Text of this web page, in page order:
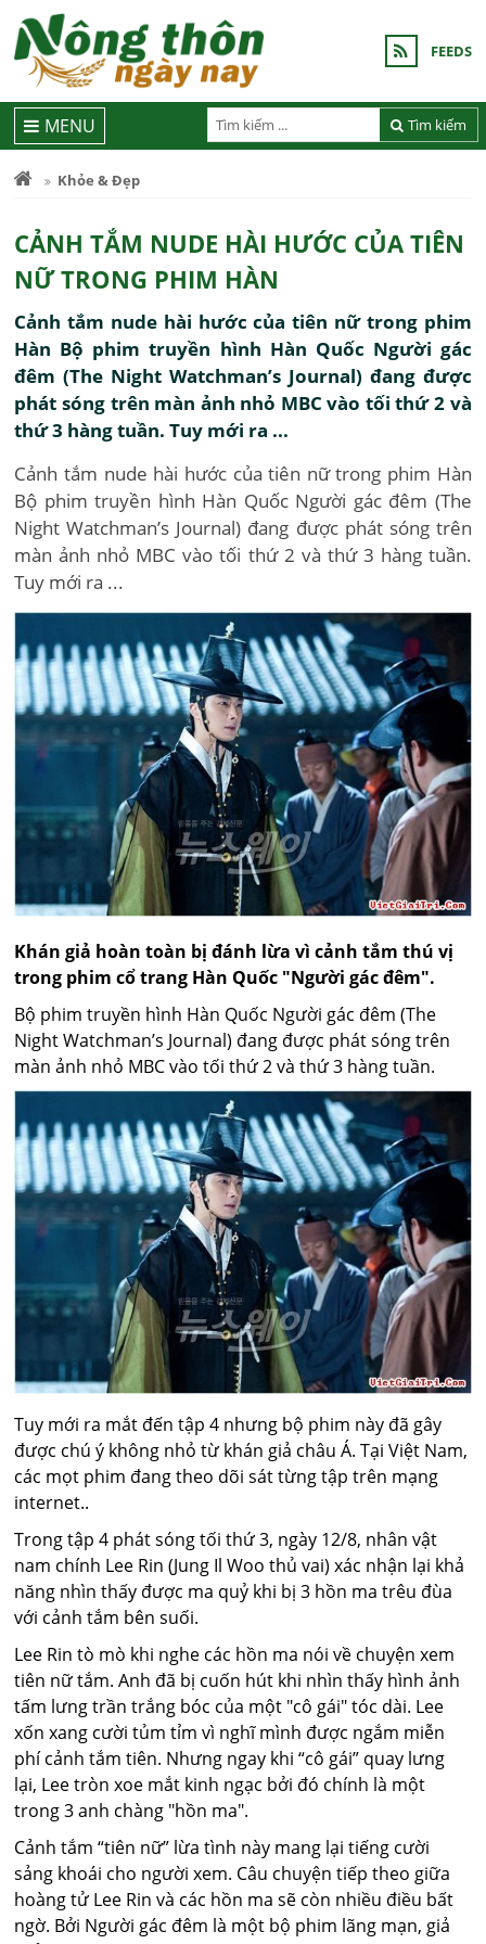
FEEDS
Tìm kiếm
MENU
Khỏe & Đẹp
CẢNH TẮM NUDE HÀI HƯỚC CỦA TIÊN
NỮ TRONG PHIM HÀN
Cảnh tắm nude hài hước của tiên nữ trong phim
Hàn Bộ phim truyền hình Hàn Quốc Người gác
đêm (The Night Watchman’s Journal) đang được
phát sóng trên màn ảnh nhỏ MBC vào tối thứ 2 và
thứ 3 hàng tuần. Tuy mới ra ...
Cảnh tắm nude hài hước của tiên nữ trong phim Hàn
Bộ phim truyền hình Hàn Quốc Người gác đêm (The
Night Watchman’s Journal) đang được phát sóng trên
màn ảnh nhỏ MBC vào tối thứ 2 và thứ 3 hàng tuần.
Tuy mới ra ...
Khán giả hoàn toàn bị đánh lừa vì cảnh tắm thú vị
trong phim cổ trang Hàn Quốc "Người gác đêm".
Bộ phim truyền hình Hàn Quốc Người gác đêm (The
Night Watchman’s Journal) đang được phát sóng trên
màn ảnh nhỏ MBC vào tối thứ 2 và thứ 3 hàng tuần.
Tuy mới ra mắt đến tập 4 nhưng bộ phim này đã gây
được chú ý không nhỏ từ khán giả châu Á. Tại Việt Nam,
các mọt phim đang theo dõi sát từng tập trên mạng
internet..
Trong tập 4 phát sóng tối thứ 3, ngày 12/8, nhân vật
nam chính Lee Rin (Jung Il Woo thủ vai) xác nhận lại khả
năng nhìn thấy được ma quỷ khi bị 3 hồn ma trêu đùa
với cảnh tắm bên suối.
Lee Rin tò mò khi nghe các hồn ma nói về chuyện xem
tiên nữ tắm. Anh đã bị cuốn hút khi nhìn thấy hình ảnh
tấm lưng trần trắng bóc của một "cô gái" tóc dài. Lee
xốn xang cười tủm tỉm vì nghĩ mình được ngắm miễn
phí cảnh tắm tiên. Nhưng ngay khi “cô gái” quay lưng
lại, Lee tròn xoe mắt kinh ngạc bởi đó chính là một
trong 3 anh chàng "hồn ma".
Cảnh tắm “tiên nữ” lừa tình này mang lại tiếng cười
sảng khoái cho người xem. Câu chuyện tiếp theo giữa
hoàng tử Lee Rin và các hồn ma sẽ còn nhiều điều bất
ngờ. Bởi Người gác đêm là một bộ phim lãng mạn, giả